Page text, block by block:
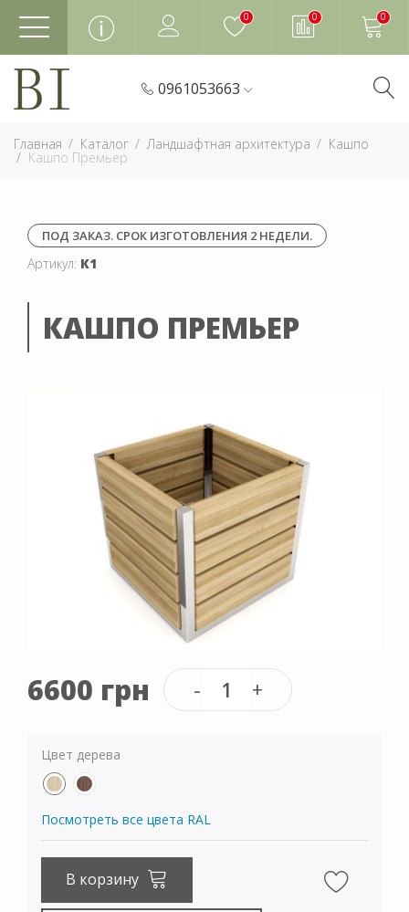
0 0 0
0961053663
Главная Каталог Ландшафтная архитектура Кашпо
Кашпо Премьер
ПОД ЗАКАЗ. СРОК ИЗГОТОВЛЕНИЯ 2 НЕДЕЛИ.
Артикул: К1
КАШПО ПРЕМЬЕР
6600 грн
Цвет дерева
Посмотреть все цвета RAL
В корзину